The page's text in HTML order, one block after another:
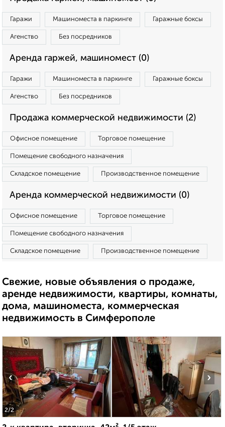
Гаражи Машиноместа в паркинге Гаражные боксы
Агенство Без посредников
Аренда гаржей, машиномест (0)
Гаражи Машиноместа в паркинге Гаражные боксы
Агенство Без посредников
Продажа коммерческой недвижимости (2)
Офисное помещение Торговое помещение
Помещение свободного назначения
Складское помещение Производственное помещение
Аренда коммерческой недвижимости (0)
Офисное помещение Торговое помещение
Помещение свободного назначения
Складское помещение Производственное помещение
Свежие, новые объявления о продаже,
аренде недвижимости, квартиры, комнаты,
дома, машиноместа, коммерческая
недвижимость в Симферополе
2/2
‹ ›